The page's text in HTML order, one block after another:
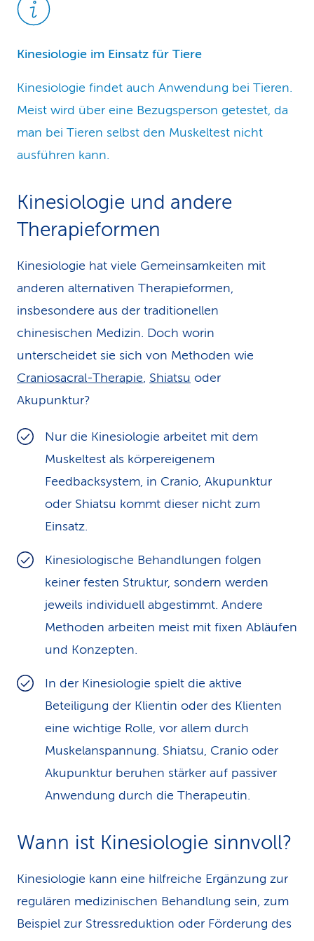
Kinesiologie im Einsatz für Tiere
Kinesiologie findet auch Anwendung bei Tieren.
Meist wird über eine Bezugsperson getestet, da
man bei Tieren selbst den Muskeltest nicht
ausführen kann.
Kinesiologie und andere
Therapieformen
Kinesiologie hat viele Gemeinsamkeiten mit
anderen alternativen Therapieformen,
insbesondere aus der traditionellen
chinesischen Medizin. Doch worin
unterscheidet sie sich von Methoden wie
Craniosacral-Therapie, Shiatsu oder
Akupunktur?
Nur die Kinesiologie arbeitet mit dem
Muskeltest als körpereigenem
Feedbacksystem, in Cranio, Akupunktur
oder Shiatsu kommt dieser nicht zum
Einsatz.
Kinesiologische Behandlungen folgen
keiner festen Struktur, sondern werden
jeweils individuell abgestimmt. Andere
Methoden arbeiten meist mit fixen Abläufen
und Konzepten.
In der Kinesiologie spielt die aktive
Beteiligung der Klientin oder des Klienten
eine wichtige Rolle, vor allem durch
Muskelanspannung. Shiatsu, Cranio oder
Akupunktur beruhen stärker auf passiver
Anwendung durch die Therapeutin.
Wann ist Kinesiologie sinnvoll?
Kinesiologie kann eine hilfreiche Ergänzung zur
regulären medizinischen Behandlung sein, zum
Beispiel zur Stressreduktion oder Förderung des